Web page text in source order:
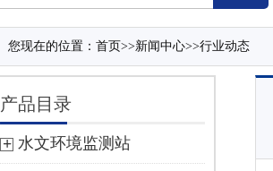
您现在的位置： 首页>>新闻中心>>行业动态
产品目录
水文环境监测站